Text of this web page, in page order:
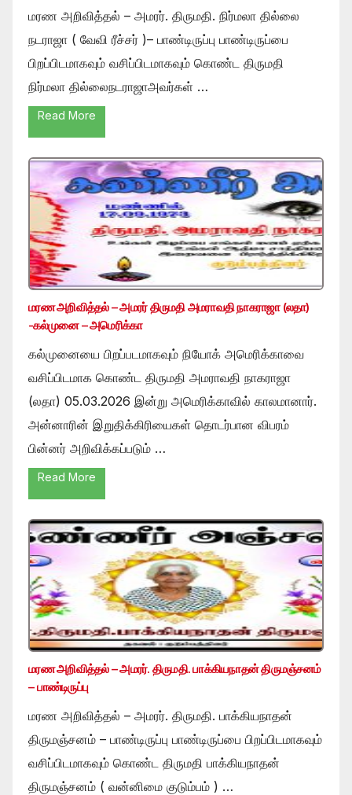
மரண அறிவித்தல் – அமரர். திருமதி. நிர்மலா தில்லை
நடராஜா ( வேவி ரீச்சர் )– பாண்டிருப்பு பாண்டிருப்பை
பிறப்பிடமாகவும் வசிப்பிடமாகவும் கொண்ட திருமதி
நிர்மலா தில்லைநடராஜாஅவர்கள் …
Read More
மரண அறிவித்தல் – அமரர் திருமதி அமராவதி நாகராஜா (லதா)
-கல்முனை – அமெரிக்கா
கல்முனையை பிறப்படமாகவும் நியோக் அமெரிக்காவை
வசிப்பிடமாக கொண்ட திருமதி அமராவதி நாகராஜா
(லதா) 05.03.2026 இன்று அமெரிக்காவில் காலமானார்.
அன்னாரின் இறுதிக்கிரியைகள் தொடர்பான விபரம்
பின்னர் அறிவிக்கப்படும் …
Read More
மரண அறிவித்தல் – அமரர். திருமதி. பாக்கியநாதன் திருமஞ்சனம்
– பாண்டிருப்பு
மரண அறிவித்தல் – அமரர். திருமதி. பாக்கியநாதன்
திருமஞ்சனம் – பாண்டிருப்பு பாண்டிருப்பை பிறப்பிடமாகவும்
வசிப்பிடமாகவும் கொண்ட திருமதி பாக்கியநாதன்
திருமஞ்சனம் ( வன்னிமை குடும்பம் ) …